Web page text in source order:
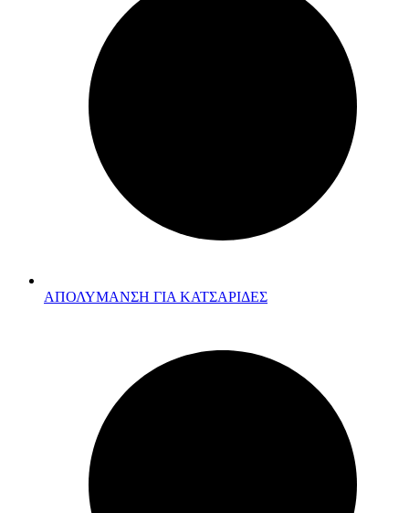
ΑΠΟΛΥΜΑΝΣΗ ΓΙΑ ΚΑΤΣΑΡΙΔΕΣ